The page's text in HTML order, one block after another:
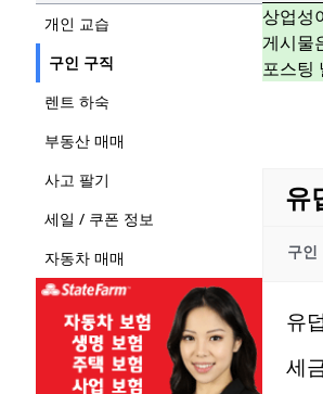
개인 교습
구인 구직
렌트 하숙
부동산 매매
사고 팔기
세일 / 쿠폰 정보
자동차 매매
상업성
게시물
포스팅
유
구인
유
세